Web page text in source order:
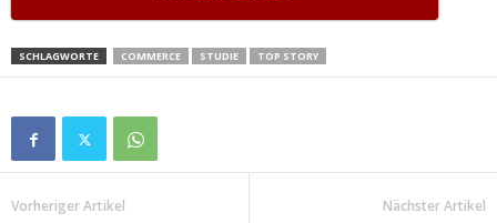
SCHLAGWORTE COMMERCE STUDIE TOP STORY
Vorheriger Artikel Nächster Artikel